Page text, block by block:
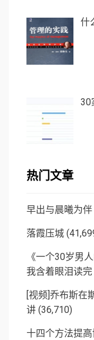
什
30
热门文章
早出与晨曦为伴
落霞压城
《一个30岁男
我含着眼泪读完
[视频]乔布斯在
讲 (36,710)
十四个方法提